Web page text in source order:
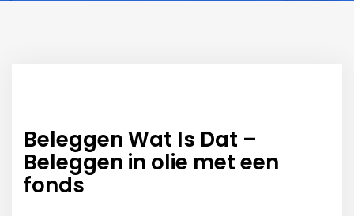
Beleggen Wat Is Dat –
Beleggen in olie met een
fonds